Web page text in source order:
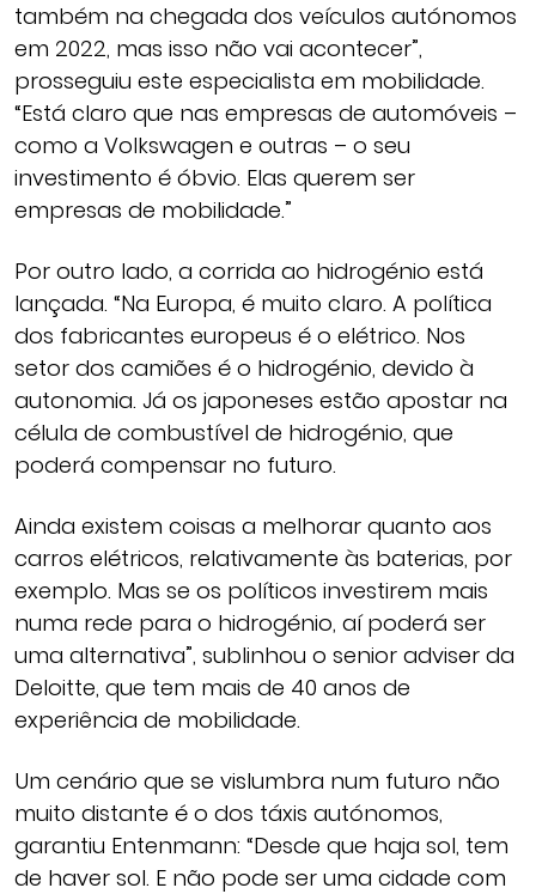
também na chegada dos veículos autónomos
em 2022, mas isso não vai acontecer”,
prosseguiu este especialista em mobilidade.
“Está claro que nas empresas de automóveis –
como a Volkswagen e outras – o seu
investimento é óbvio. Elas querem ser
empresas de mobilidade.”
Por outro lado, a corrida ao hidrogénio está
lançada. “Na Europa, é muito claro. A política
dos fabricantes europeus é o elétrico. Nos
setor dos camiões é o hidrogénio, devido à
autonomia. Já os japoneses estão apostar na
célula de combustível de hidrogénio, que
poderá compensar no futuro.
Ainda existem coisas a melhorar quanto aos
carros elétricos, relativamente às baterias, por
exemplo. Mas se os políticos investirem mais
numa rede para o hidrogénio, aí poderá ser
uma alternativa”, sublinhou o senior adviser da
Deloitte, que tem mais de 40 anos de
experiência de mobilidade.
Um cenário que se vislumbra num futuro não
muito distante é o dos táxis autónomos,
garantiu Entenmann: “Desde que haja sol, tem
de haver sol. E não pode ser uma cidade com